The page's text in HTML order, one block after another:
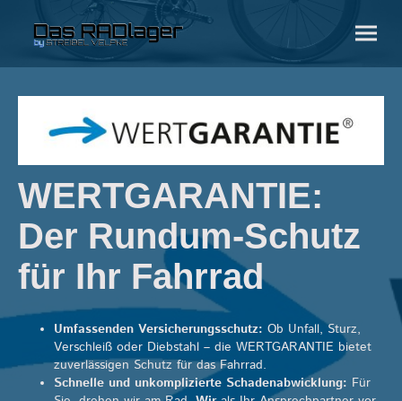
WERTGARANTIE:
Der Rundum-Schutz
für Ihr Fahrrad
Umfassenden Versicherungsschutz: Ob Unfall, Sturz,
Verschleiß oder Diebstahl – die WERTGARANTIE bietet
zuverlässigen Schutz für das Fahrrad.
Schnelle und unkomplizierte Schadenabwicklung: Für